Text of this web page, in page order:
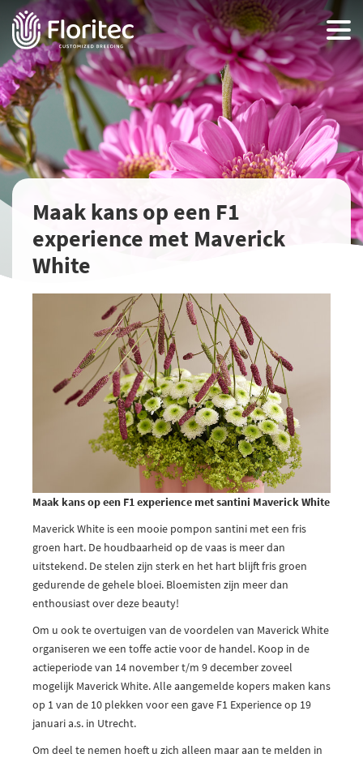
Maak kans op een F1
experience met Maverick
White
Maak kans op een F1 experience met santini Maverick White
Maverick White is een mooie pompon santini met een fris
groen hart. De houdbaarheid op de vaas is meer dan
uitstekend. De stelen zijn sterk en het hart blijft fris groen
gedurende de gehele bloei. Bloemisten zijn meer dan
enthousiast over deze beauty!
Om u ook te overtuigen van de voordelen van Maverick White
organiseren we een toffe actie voor de handel. Koop in de
actieperiode van 14 november t/m 9 december zoveel
mogelijk Maverick White. Alle aangemelde kopers maken kans
op 1 van de 10 plekken voor een gave F1 Experience op 19
januari a.s. in Utrecht.
Om deel te nemen hoeft u zich alleen maar aan te melden in